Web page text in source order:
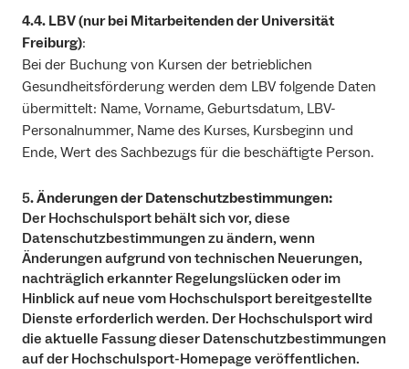
4.4. LBV (nur bei Mitarbeitenden der Universität
Freiburg):
Bei der Buchung von Kursen der betrieblichen
Gesundheitsförderung werden dem LBV folgende Daten
übermittelt: Name, Vorname, Geburtsdatum, LBV-
Personalnummer, Name des Kurses, Kursbeginn und
Ende, Wert des Sachbezugs für die beschäftigte Person.
5. Änderungen der Datenschutzbestimmungen:
Der Hochschulsport behält sich vor, diese
Datenschutzbestimmungen zu ändern, wenn
Änderungen aufgrund von technischen Neuerungen,
nachträglich erkannter Regelungslücken oder im
Hinblick auf neue vom Hochschulsport bereitgestellte
Dienste erforderlich werden. Der Hochschulsport wird
die aktuelle Fassung dieser Datenschutzbestimmungen
auf der Hochschulsport-Homepage veröffentlichen.